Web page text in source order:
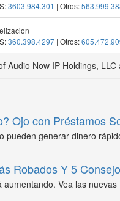
3603.984.301 | Otros:
360.398.4297 | Otros:
Now IP Holdings, LLC
Ojo con Préstamos
pueden generar dinero
Robados Y 5
aumentando. Vea las